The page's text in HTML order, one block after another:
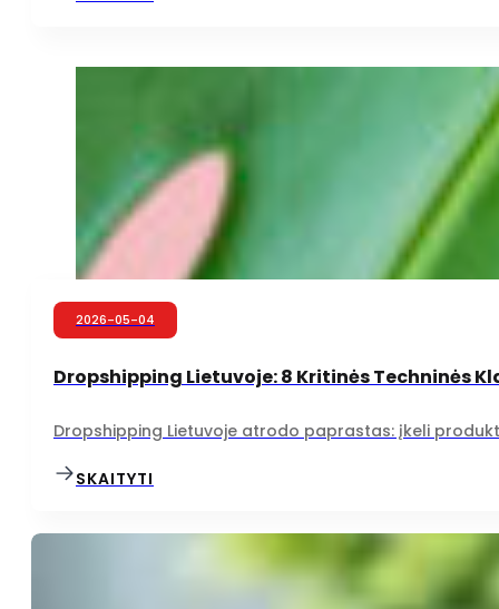
2026-05-04
Dropshipping Lietuvoje: 8 Kritinės Techninės
Dropshipping Lietuvoje atrodo paprastas: įkeli
SKAITYTI